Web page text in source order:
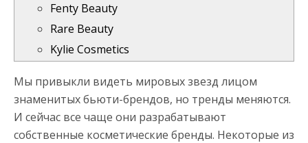
Fenty Beauty
Rare Beauty
Kylie Cosmetics
Мы привыкли видеть мировых звезд лицом
знаменитых бьюти-брендов, но тренды меняются.
И сейчас все чаще они разрабатывают
собственные косметические бренды. Некоторые из